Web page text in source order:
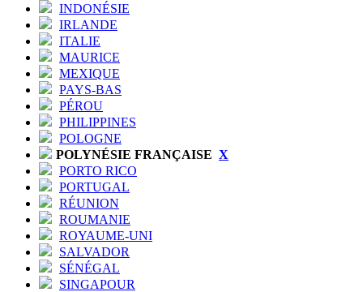
INDONÉSIE
IRLANDE
ITALIE
MAURICE
MEXIQUE
PAYS-BAS
PÉROU
PHILIPPINES
POLOGNE
POLYNÉSIE FRANÇAISE X
PORTO RICO
PORTUGAL
RÉUNION
ROUMANIE
ROYAUME-UNI
SALVADOR
SÉNÉGAL
SINGAPOUR